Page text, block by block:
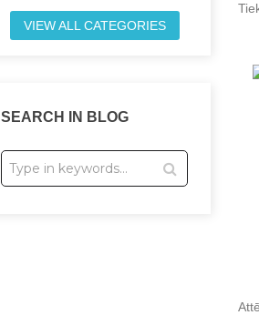
VIEW ALL CATEGORIES
SEARCH IN BLOG